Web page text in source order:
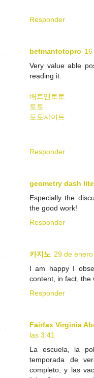
Responder
betmantotopro
Very value able
reading it.
배트맨토토
토토
토토사이트
Responder
geometry dash lite
Especially the
the good work!
Responder
카지노 29 de
I am happy I
content, in fact, the
Responder
Fairfax Virginia
las 3:41
La escuela, la
temporada de
completo, y las